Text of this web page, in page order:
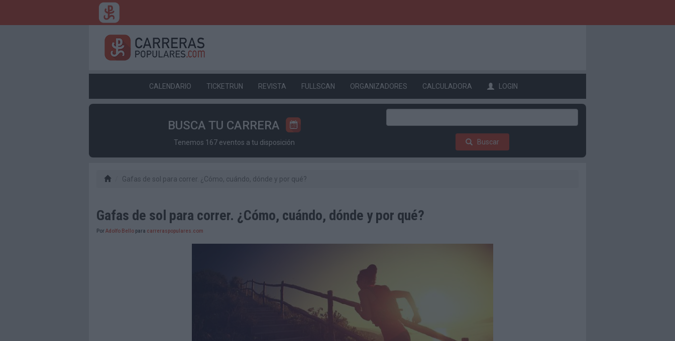
CALENDARIO TICKETRUN REVISTA FULLSCAN ORGANIZADORES CALCULADORA LOGIN
BUSCA TU CARRERA
Tenemos 167 eventos a tu disposición Buscar
Gafas de sol para correr. ¿Cómo, cuándo, dónde y por qué?
Gafas de sol para correr. ¿Cómo, cuándo, dónde y por qué?
PorAdolfo Bello para carreraspopulares.com